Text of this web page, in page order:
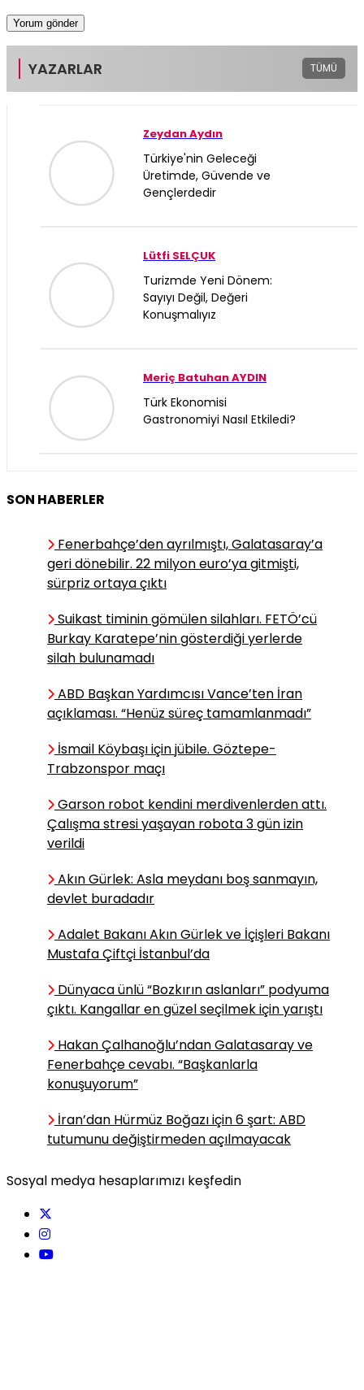
YAZARLAR TÜMÜ
Zeydan Aydın
Türkiye'nin Geleceği
Üretimde, Güvende ve
Gençlerdedir
Lütfi SELÇUK
Turizmde Yeni Dönem:
Sayıyı Değil, Değeri
Konuşmalıyız
Meriç Batuhan AYDIN
Türk Ekonomisi
Gastronomiyi Nasıl Etkiledi?
Nihat BİNGÖL
Restoranlarda “Kalan
Yemekler ve Gıda İsrafı”
Ebubekir ELMALI
İsimlerini Biliyor
Zafer İŞERİ
Sandık mı üstündür,
Terörsüz Türkiye
İdeali
Mehmet Arif ÖNALAN
Kazandı
Emin YILMAZ
En düşük emekli maaşı yasal
SON HABERLER
Fenerbahçe’den ayrılmıştı, Galatasaray’a
geri dönebilir. 22 milyon euro’ya gitmişti,
sürpriz ortaya çıktı
Suikast timinin gömülen silahları. FETÖ’cü
Burkay Karatepe’nin gösterdiği yerlerde
silah bulunamadı
ABD Başkan Yardımcısı Vance’ten İran
açıklaması. “Henüz süreç tamamlanmadı”
İsmail Köybaşı için jübile. Göztepe-
Trabzonspor maçı
Garson robot kendini merdivenlerden attı.
Çalışma stresi yaşayan robota 3 gün izin
verildi
Akın Gürlek: Asla meydanı boş sanmayın,
devlet buradadır
Adalet Bakanı Akın Gürlek ve İçişleri Bakanı
Mustafa Çiftçi İstanbul’da
Dünyaca ünlü “Bozkırın aslanları” podyuma
çıktı. Kangallar en güzel seçilmek için yarıştı
Hakan Çalhanoğlu’ndan Galatasaray ve
Fenerbahçe cevabı. “Başkanlarla
konuşuyorum”
İran’dan Hürmüz Boğazı için 6 şart: ABD
tutumunu değiştirmeden açılmayacak
Sosyal medya hesaplarımızı keşfedin